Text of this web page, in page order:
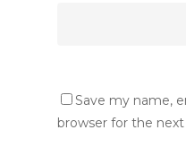
Save my name,
browser for the